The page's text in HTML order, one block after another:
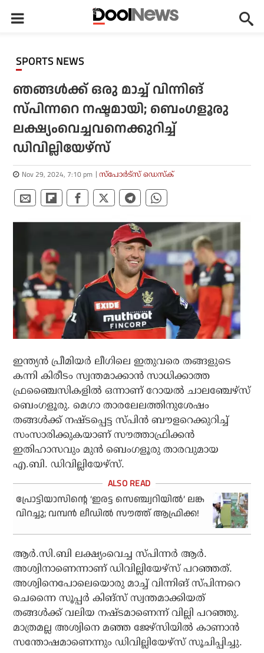
SPORTS NEWS
ഞങ്ങള്‍ക്ക് ഒരു മാച്ച് വിന്നിങ്
സ്പിന്നറെ നഷ്ടമായി; ബെംഗളൂരു
ലക്ഷ്യംവെച്ചവനെക്കുറിച്ച്
ഡിവില്ലിയേഴ്‌സ്
Nov 29, 2024, 7:10 pm സ്പോര്‍ട്സ് ഡെസ്‌ക്
ഇന്ത്യന്‍ പ്രീമിയര്‍ ലീഗിലെ ഇതുവരെ തങ്ങളുടെ
കന്നി കിരീടം സ്വന്തമാക്കാന്‍ സാധിക്കാത്ത
ഫ്രഞ്ചൈസികളില്‍ ഒന്നാണ് റോയല്‍ ചാലഞ്ചേഴ്‌സ്
ബെംഗളൂരു. മെഗാ താരലേലത്തിനുശേഷം
തങ്ങള്‍ക്ക് നഷ്ടപ്പെട്ട സ്പിന്‍ ബൗളറെക്കുറിച്ച്
സംസാരിക്കുകയാണ് സൗത്താഫ്രിക്കന്‍
ഇതിഹാസവും മുന്‍ ബെംഗളൂരു താരവുമായ
എ.ബി. ഡിവില്ലിയേഴ്സ്.
പ്രോട്ടിയാസിന്റെ ‘ഇരട്ട സെഞ്ച്വറിയില്‍’ ലങ്ക
വിറച്ചു; വമ്പന്‍ ലീഡില്‍ സൗത്ത് ആഫ്രിക്ക!
ആര്‍.സി.ബി ലക്ഷ്യംവെച്ച സ്പിന്നര്‍ ആര്‍.
അശ്വിനാണെന്നാണ് ഡിവില്ലിയേഴ്‌സ് പറഞ്ഞത്.
അശ്വിനെപോലെയൊരു മാച്ച് വിന്നിങ് സ്പിന്നറെ
ചെന്നൈ സൂപ്പര്‍ കിങ്‌സ് സ്വന്തമാക്കിയത്
തങ്ങള്‍ക്ക് വലിയ നഷ്ടമാണെന്ന് വില്ലി പറഞ്ഞു.
മാത്രമല്ല അശ്വിനെ മഞ്ഞ ജേഴ്‌സിയില്‍ കാണാന്‍
സന്തോഷമാണെന്നും ഡിവില്ലിയേഴ്‌സ് സൂചിപ്പിച്ചു.